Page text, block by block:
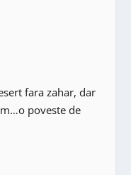
fara zahar, dar
poveste de